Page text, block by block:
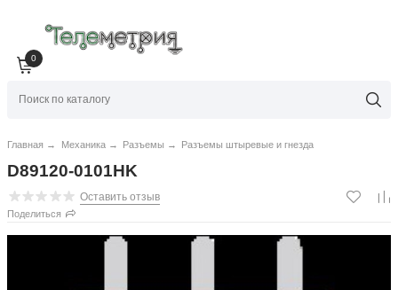
0
Главная → Механика → Разъемы → Разъемы штыревые и гнезда
D89120-0101HK
Оставить отзыв
Поделиться